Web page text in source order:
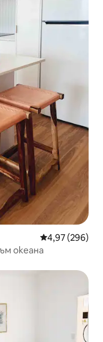
Средна
4,97 (296)
океана